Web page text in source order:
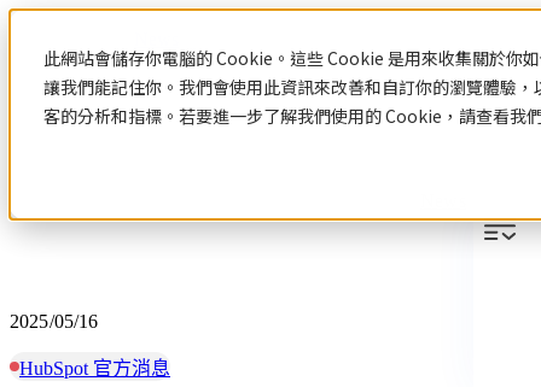
此網站會儲存你電腦的 Cookie。這些 Cookie 是用來收集關於你
讓我們能記住你。我們會使用此資訊來改善和自訂你的瀏覽體驗
客的分析和指標。若要進一步了解我們使用的 Cookie，請查看我
2025/05/16
HubSpot 官方消息